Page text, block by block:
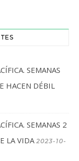
SEMANAS
HACEN DÉBIL
SEMANAS 2
LA VIDA 2023-10-